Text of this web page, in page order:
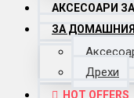
АКСЕСОАРИ
ЗА
Дрехи
HOT OFFERS